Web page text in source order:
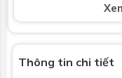
theo
Thông tin chi tiết